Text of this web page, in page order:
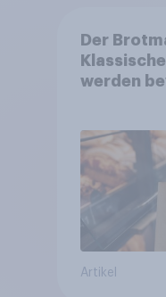
Der
werden
Artikel